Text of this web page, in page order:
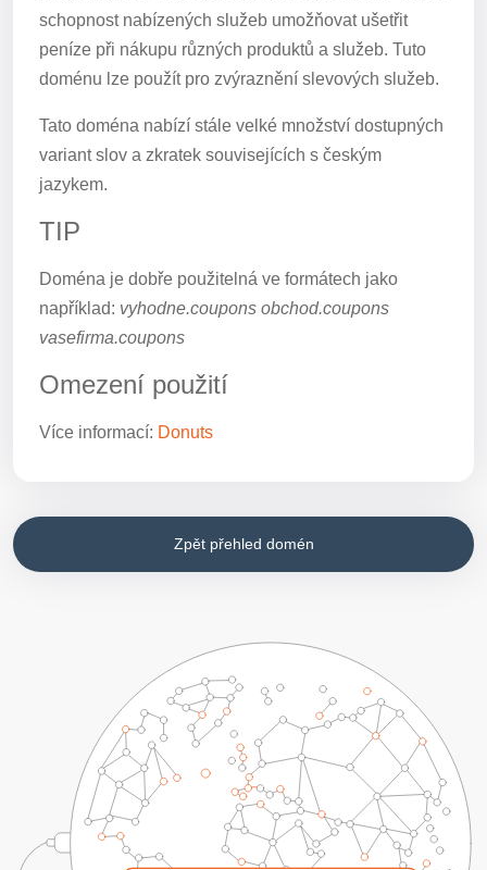
schopnost nabízených služeb umožňovat ušetřit
peníze při nákupu různých produktů a služeb. Tuto
doménu lze použít pro zvýraznění slevových služeb.
Tato doména nabízí stále velké množství dostupných
variant slov a zkratek souvisejících s českým
jazykem.
TIP
Doména je dobře použitelná ve formátech jako
například: vyhodne.coupons obchod.coupons
vasefirma.coupons
Omezení použití
Více informací: Donuts
Zpět přehled domén